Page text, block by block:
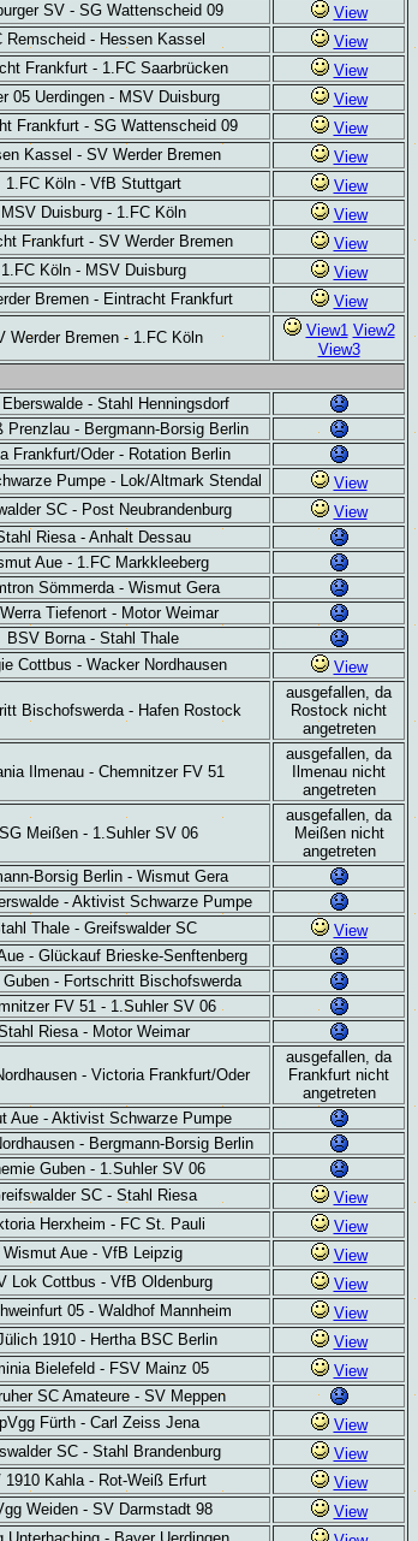
SV - SG Wattenscheid 09
View
Remscheid - Hessen Kassel
View
Frankfurt - 1.FC Saarbrücken
View
05 Uerdingen - MSV Duisburg
View
Frankfurt - SG Wattenscheid 09
View
Kassel - SV Werder Bremen
View
1.FC Köln - VfB Stuttgart
View
MSV Duisburg - 1.FC Köln
View
Frankfurt - SV Werder Bremen
View
1.FC Köln - MSV Duisburg
View
Bremen - Eintracht Frankfurt
View
Werder Bremen - 1.FC Köln View1 View2
View3
Eberswalde - Stahl Henningsdorf
Prenzlau - Bergmann-Borsig Berlin
Frankfurt/Oder - Rotation Berlin
Pumpe - Lok/Altmark Stendal
View
SC - Post Neubrandenburg
View
Riesa - Anhalt Dessau
Aue - 1.FC Markkleeberg
Sömmerda - Wismut Gera
Tiefenort - Motor Weimar
BSV Borna - Stahl Thale
Cottbus - Wacker Nordhausen View
Bischofswerda - Hafen Rostock
ausgefallen, da
Rostock nicht
angetreten
Ilmenau - Chemnitzer FV 51
ausgefallen, da
Ilmenau nicht
angetreten
Meißen - 1.Suhler SV 06
ausgefallen, da
Meißen nicht
angetreten
Borsig Berlin - Wismut Gera
- Aktivist Schwarze Pumpe
Thale - Greifswalder SC
View
- Glückauf Brieske-Senftenberg
Guben - Fortschritt Bischofswerda
FV 51 - 1.Suhler SV 06
Riesa - Motor Weimar
- Victoria Frankfurt/Oder
ausgefallen, da
Frankfurt nicht
angetreten
Aue - Aktivist Schwarze Pumpe
- Bergmann-Borsig Berlin
Guben - 1.Suhler SV 06
SC - Stahl Riesa
View
Herxheim - FC St. Pauli
View
Wismut Aue - VfB Leipzig
View
Lok Cottbus - VfB Oldenburg
View
05 - Waldhof Mannheim
View
1910 - Hertha BSC Berlin
View
Bielefeld - FSV Mainz 05
View
SC Amateure - SV Meppen
Fürth - Carl Zeiss Jena
View
SC - Stahl Brandenburg
View
1910 Kahla - Rot-Weiß Erfurt
View
Weiden - SV Darmstadt 98
View